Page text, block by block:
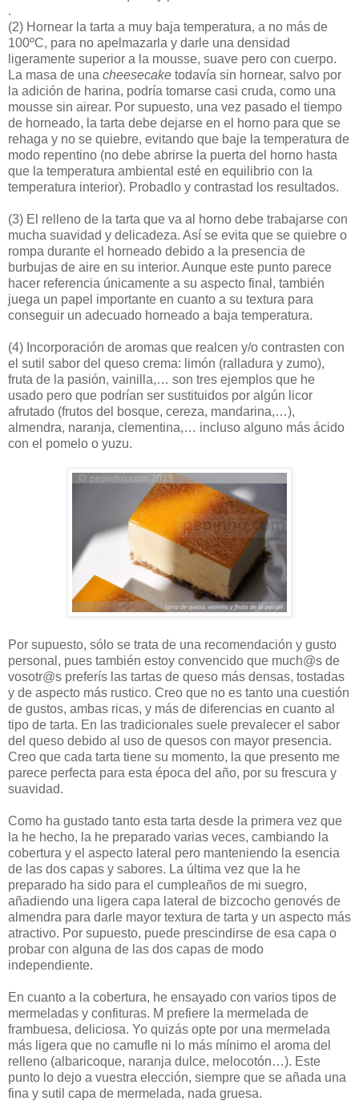
.
(2) Hornear la tarta a muy baja temperatura, a no más de
100ºC, para no apelmazarla y darle una densidad
ligeramente superior a la mousse, suave pero con cuerpo.
La masa de una cheesecake todavía sin hornear, salvo por
la adición de harina, podría tomarse casi cruda, como una
mousse sin airear. Por supuesto, una vez pasado el tiempo
de horneado, la tarta debe dejarse en el horno para que se
rehaga y no se quiebre, evitando que baje la temperatura de
modo repentino (no debe abrirse la puerta del horno hasta
que la temperatura ambiental esté en equilibrio con la
temperatura interior). Probadlo y contrastad los resultados.
(3) El relleno de la tarta que va al horno debe trabajarse con
mucha suavidad y delicadeza. Así se evita que se quiebre o
rompa durante el horneado debido a la presencia de
burbujas de aire en su interior. Aunque este punto parece
hacer referencia únicamente a su aspecto final, también
juega un papel importante en cuanto a su textura para
conseguir un adecuado horneado a baja temperatura.
(4) Incorporación de aromas que realcen y/o contrasten con
el sutil sabor del queso crema: limón (ralladura y zumo),
fruta de la pasión, vainilla,… son tres ejemplos que he
usado pero que podrían ser sustituidos por algún licor
afrutado (frutos del bosque, cereza, mandarina,…),
almendra, naranja, clementina,… incluso alguno más ácido
con el pomelo o yuzu.
Por supuesto, sólo se trata de una recomendación y gusto
personal, pues también estoy convencido que much@s de
vosotr@s preferís las tartas de queso más densas, tostadas
y de aspecto más rustico. Creo que no es tanto una cuestión
de gustos, ambas ricas, y más de diferencias en cuanto al
tipo de tarta. En las tradicionales suele prevalecer el sabor
del queso debido al uso de quesos con mayor presencia.
Creo que cada tarta tiene su momento, la que presento me
parece perfecta para esta época del año, por su frescura y
suavidad.
Como ha gustado tanto esta tarta desde la primera vez que
la he hecho, la he preparado varias veces, cambiando la
cobertura y el aspecto lateral pero manteniendo la esencia
de las dos capas y sabores. La última vez que la he
preparado ha sido para el cumpleaños de mi suegro,
añadiendo una ligera capa lateral de bizcocho genovés de
almendra para darle mayor textura de tarta y un aspecto más
atractivo. Por supuesto, puede prescindirse de esa capa o
probar con alguna de las dos capas de modo
independiente.
En cuanto a la cobertura, he ensayado con varios tipos de
mermeladas y confituras. M prefiere la mermelada de
frambuesa, deliciosa. Yo quizás opte por una mermelada
más ligera que no camufle ni lo más mínimo el aroma del
relleno (albaricoque, naranja dulce, melocotón…). Este
punto lo dejo a vuestra elección, siempre que se añada una
fina y sutil capa de mermelada, nada gruesa.